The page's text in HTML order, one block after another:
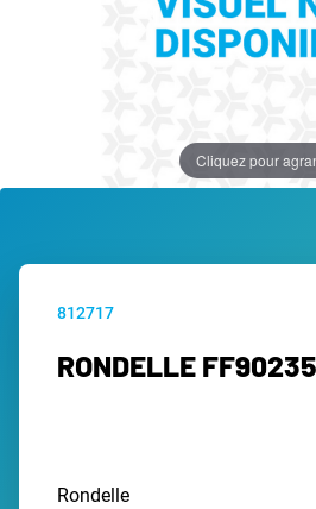
Cliquez pour
812717
RONDELLE
Rondelle